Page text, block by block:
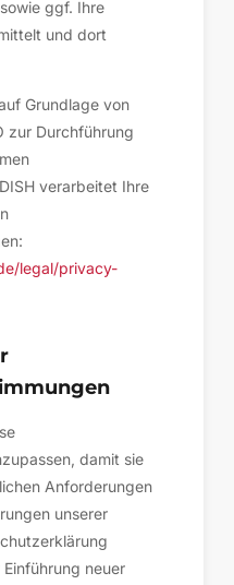
ggf. Ihre
und dort
Grundlage von
zur Durchführung
verarbeitet Ihre
legal/privacy-
damit sie
Anforderungen
unserer
neuer